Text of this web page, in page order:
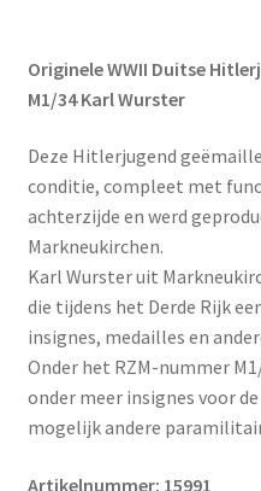
Originele WWII Duitse
M1/34 Karl Wurster
Deze Hitlerjugend
conditie, compleet met
achterzijde en werd
Markneukirchen.
Karl Wurster uit
die tijdens het Derde Rijk
insignes, medailles en
Onder het RZM-nummer
onder meer insignes voor
mogelijk andere
Artikelnummer: 15991